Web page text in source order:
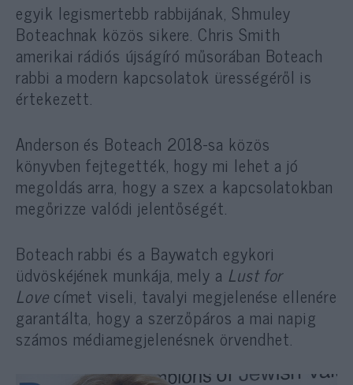
egyik legismertebb rabbijának, Shmuley
Boteachnak közös sikere. Chris Smith
amerikai rádiós újságíró műsorában Boteach
rabbi a modern kapcsolatok ürességéről is
értekezett.
Anderson és Boteach 2018-sa közös
könyvben fejtegették, hogy mi lehet a jó
megoldás arra, hogy a szex a kapcsolatokban
megőrizze valódi jelentőségét.
Boteach rabbi és a Baywatch egykori
üdvöskéjének munkája, mely a Lust for
Love címet viseli, tavalyi megjelenése ellenére
garantálta, hogy a szerzőpáros a mai napig
számos médiamegjelenésnek örvendhet.